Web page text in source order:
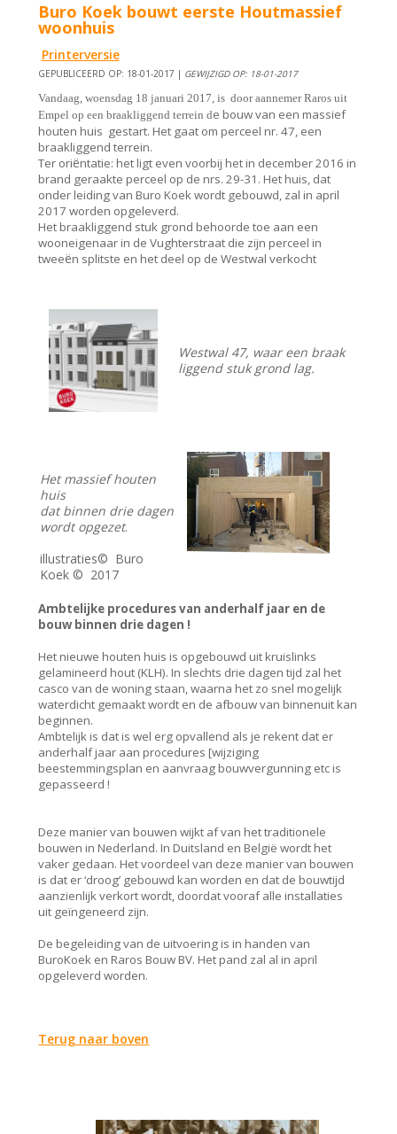
Buro Koek bouwt eerste Houtmassief
woonhuis
Printerversie
GEPUBLICEERD OP: 18-01-2017 | GEWIJZIGD OP: 18-01-2017
Vandaag, woensdag 18 januari 2017, is door aannemer Raros uit
Empel op een braakliggend terrein de bouw van een massief
houten huis gestart. Het gaat om perceel nr. 47, een
braakliggend terrein.
Ter oriëntatie: het ligt even voorbij het in december 2016 in
brand geraakte perceel op de nrs. 29-31. Het huis, dat
onder leiding van Buro Koek wordt gebouwd, zal in april
2017 worden opgeleverd.
Het braakliggend stuk grond behoorde toe aan een
wooneigenaar in de Vughterstraat die zijn perceel in
tweeën splitste en het deel op de Westwal verkocht
Westwal 47, waar een braak
liggend stuk grond lag.
Het massief houten
huis
dat binnen drie dagen
wordt opgezet.
illustraties© Buro
Koek © 2017
Ambtelijke procedures van anderhalf jaar en de
bouw binnen drie dagen !
Het nieuwe houten huis is opgebouwd uit kruislinks
gelamineerd hout (KLH). In slechts drie dagen tijd zal het
casco van de woning staan, waarna het zo snel mogelijk
waterdicht gemaakt wordt en de afbouw van binnenuit kan
beginnen.
Ambtelijk is dat is wel erg opvallend als je rekent dat er
anderhalf jaar aan procedures [wijziging
beestemmingsplan en aanvraag bouwvergunning etc is
gepasseerd !
Deze manier van bouwen wijkt af van het traditionele
bouwen in Nederland. In Duitsland en België wordt het
vaker gedaan. Het voordeel van deze manier van bouwen
is dat er ‘droog’ gebouwd kan worden en dat de bouwtijd
aanzienlijk verkort wordt, doordat vooraf alle installaties
uit geïngeneerd zijn.
De begeleiding van de uitvoering is in handen van
BuroKoek en Raros Bouw BV. Het pand zal al in april
opgeleverd worden.
Terug naar boven